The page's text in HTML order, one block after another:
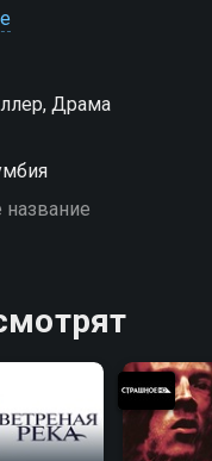
красивую
вещи…
Драма